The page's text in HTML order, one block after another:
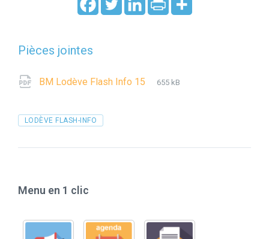
Pièces jointes
BM Lodève Flash Info 15
File
pdf
File
655 kB
Tags
LODÈVE FLASH-INFO
Menu en 1 clic